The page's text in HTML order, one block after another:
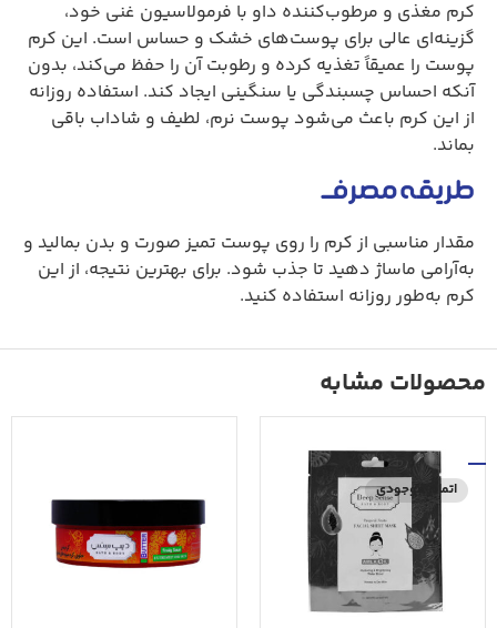
کرم مغذی و مرطوب‌کننده داو با فرمولاسیون غنی خود،
گزینه‌ای عالی برای پوست‌های خشک و حساس است. این کرم
پوست را عمیقاً تغذیه کرده و رطوبت آن را حفظ می‌کند، بدون
آنکه احساس چسبندگی یا سنگینی ایجاد کند. استفاده روزانه
از این کرم باعث می‌شود پوست نرم، لطیف و شاداب باقی
بماند.
طریقه مصرف
مقدار مناسبی از کرم را روی پوست تمیز صورت و بدن بمالید و
به‌آرامی ماساژ دهید تا جذب شود. برای بهترین نتیجه، از این
کرم به‌طور روزانه استفاده کنید.
محصولات مشابه
اتمام موجودی